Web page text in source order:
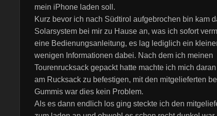
mein iPhone laden soll.
Kurz bevor ich nach Südtirol aufgebrochen bin kam
Solarsystem bei mir zu Hause an, was ich sofort
eine Bedienungsanleitung, es lag lediglich ein
wenigen Informationen dabei. Nach dem ich meinen
Tourenrucksack gepackt hatte machte ich mich
am Rucksack zu befestigen, mit den mitgelieferten
Gummis war dies kein Problem.
Als es dann endlich los ging steckte ich den